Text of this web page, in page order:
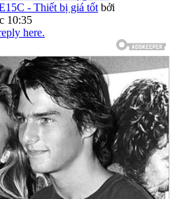
- Thiết bị giá tốt bởi
10:35
here.